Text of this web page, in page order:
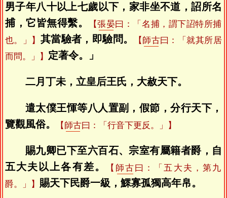
男子年八十以上七歲以下，家非坐不道，詔所名
捕，它皆無得繫。
【張晏曰：「名捕，謂下詔特所捕
也。」】 其當驗者，即驗問。 【 師古曰：「就其所居
而問。」】 定著令。」
二月丁未，立皇后王氏，大赦天下。
遣太僕王惲等八人置副，假節，分行天下，
覽觀風俗。
【 師古曰：「行音下更反。」】
賜九卿已下至六百石、宗室有屬籍者爵，自
五大夫以上各有差。
【 師古曰：「五大夫，第九
爵。」】 賜天下民爵一級，鰥寡孤獨高年帛。